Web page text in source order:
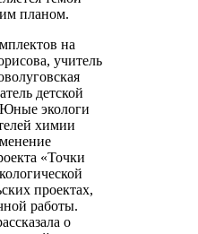
планом.
на
учитель
детской
экологи
химии
«Точки
проектах,
работы.
о